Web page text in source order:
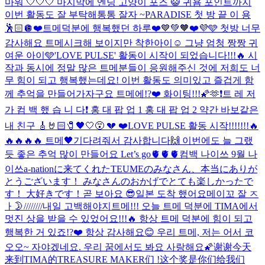
이번 활동도 잘 부탁해통통 잘자 ~PARADISE 첫 방 끝 이 용
🕺🏻🪩 ❤️트메덕분에 행복했던 하루❤️💙💚🧡❤️💜🩵 첫방 너무
감사해요 트메 시크해 보이지만 착한아이☺️ 그냥 엄청 짱짱 귀
여운 아이🩵'LOVE PULSE' 활동이 시작이 되었습니다!!!🔥 시
작과 동시에 정말 많은 트메분들이 응원해주신 것에 저희도 너
무 힘이 되고 행복했는데요! 이번 활동도 의미있고 즐겁게 함
께 추억을 만들어가자구요 트메에!?❤️ 화이팅!!!🌠🫶❗️트 레 저
가 컴 백 했 습 니 다❗️ 홍 대 팝 업 1 홍 대 팝 업 2 약간 바보같은
내 친구 🎸🤘🏻🧷🖤🤍😵 💔 ❤️LOVE PULSE 활동 시작!!!!!!!🔥
🔥🔥🔥🔥 트메🖤기다려줘서 감사합니다🙌 이번에도 늘 그랬
듯 좋은 추억 많이 만들어요 Let’s go🫀🫀🫀컴백 나이쓰 9월 나
이쓰a-nationに来てくれたTEUMEのみなさん、本当にありが
とうございます！ みなさんのおかげでとても楽しかったで
す！ 大好きです！ 곧 보아요 😎일본 도착 했어요메이꼬 잘 ㅈ
ㅏ🌛////////내일 고백해야지 트메!!! 오늘 트메 덕분에 TIMA에서
멋진 상을 받을 수 있었어요!!!🔥 항상 트메 덕분에 힘이 되고
행복한 거 있죠!?❤️ 항상 감사해요😊 우리 트메, 저는 어서 코
오오~ 자야겠네요. 우리 꿈에서도 봐요 사랑해요🌠谢谢今天
来到TIMA的TREASURE MAKER们 !这个奖是你们给我们